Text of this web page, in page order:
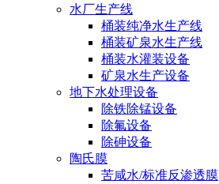
水厂生产线
桶装纯净水生产线
桶装矿泉水生产线
桶装水灌装设备
矿泉水生产设备
地下水处理设备
除铁除锰设备
除氟设备
除砷设备
陶氏膜
苦咸水/标准反渗透膜